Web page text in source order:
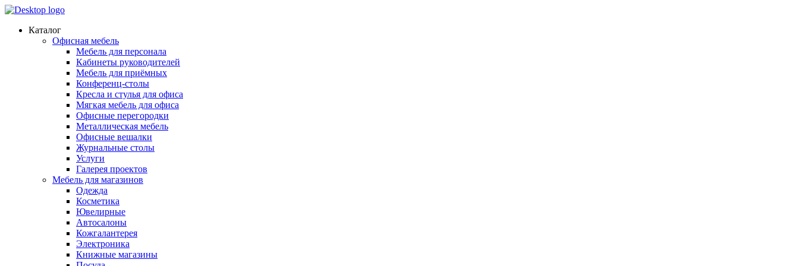
Каталог
Офисная мебель
Мебель для персонала
Кабинеты руководителей
Мебель для приёмных
Конференц-столы
Кресла и стулья для офиса
Мягкая мебель для офиса
Офисные перегородки
Металлическая мебель
Офисные вешалки
Журнальные столы
Услуги
Галерея проектов
Мебель для магазинов
Одежда
Косметика
Ювелирные
Автосалоны
Кожгалантерея
Электроника
Книжные магазины